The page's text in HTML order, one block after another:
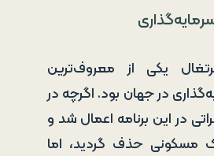
یکی از معروف‌ترین
در جهان بود. اگرچه در
تغییراتی در این برنامه اعمال شد و
مسکونی حذف گردید، اما